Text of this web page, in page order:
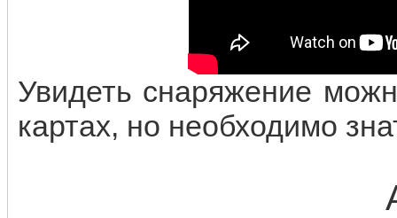
Увидеть снаряжение
картах, но необходимо